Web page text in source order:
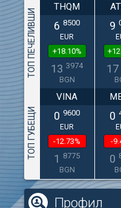
ТОП ПЕЧЕЛИВШИ
THQM
6 8500
EUR
+18.10%
13 3974
BGN
9
17
ТОП ГУБЕЩИ
VINA
0 9600
EUR
-12.73%
1 8775
BGN
0
-
0
Профил